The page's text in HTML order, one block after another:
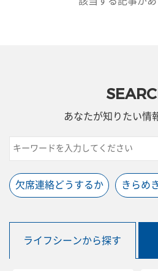
あなたが知りたい情
欠席連絡どうするか きらめ
ライフシーンから探す